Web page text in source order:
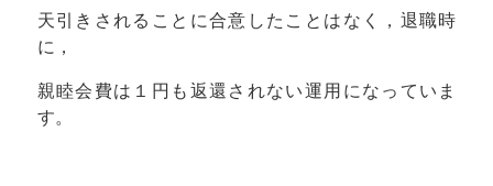
天引きされることに合意したことはなく，退職時
に，
親睦会費は１円も返還されない運用になっていま
す。